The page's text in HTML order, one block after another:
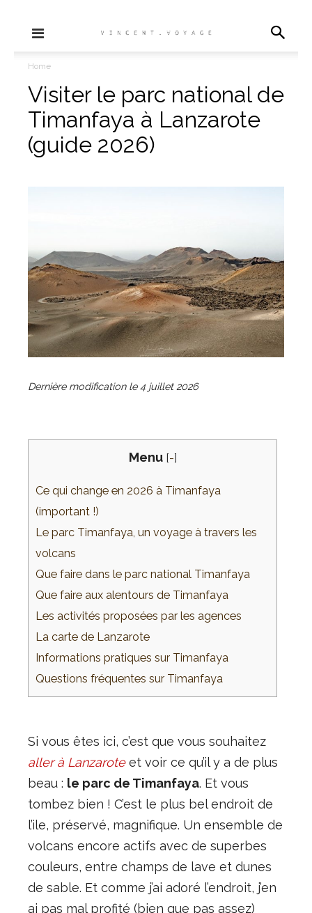
Home
Visiter le parc national de
Timanfaya à Lanzarote
(guide 2026)
Dernière modification le4 juillet 2026
Menu [-]
Ce qui change en 2026 à Timanfaya
(important !)
Le parc Timanfaya, un voyage à travers les
volcans
Que faire dans le parc national Timanfaya
Que faire aux alentours de Timanfaya
Les activités proposées par les agences
La carte de Lanzarote
Informations pratiques sur Timanfaya
Questions fréquentes sur Timanfaya
Si vous êtes ici, c’est que vous souhaitez
aller à Lanzaroteet voir ce qu’il y a de plus
beau : le parc de Timanfaya. Et vous
tombez bien ! C’est le plus bel endroit de
l’ile, préservé, magnifique. Un ensemble de
volcans encore actifs avec de superbes
couleurs, entre champs de lave et dunes
de sable. Et comme j’ai adoré l’endroit, j’en
ai pas mal profité (bien que pas assez)